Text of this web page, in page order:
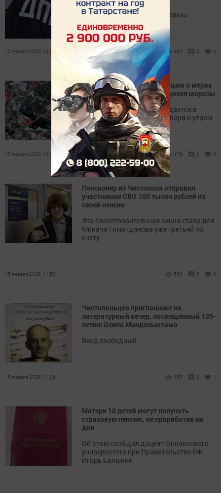
92 получили различные травмы
15 января 2026, 13:56 463 0 0
МЧС напомнило татарстанцам о мерах
безопасности в надвигающиеся морозы
Сильное похолодание ожидается в
Татарстане в ночь на 16 января и утром
15 января 2026, 13:25 479 0 0
Пенсионер из Чистополя отправил
участникам СВО 100 тысяч рублей из
своей пенсии
Эта благотворительная акция стала для
Минача Гиматдинова уже третьей по
счету
15 января 2026, 11:50 560 0 0
Чистопольцев приглашают на
литературный вечер, посвящённый 135-
летию Осипа Мандельштама
Вход свободный
15 января 2026, 11:26 458 0 1
Матери 10 детей могут получать
страховую пенсию, не проработав ни
дня
Об этом сообщил доцент Финансового
университета при Правительстве РФ
Игорь Балынин